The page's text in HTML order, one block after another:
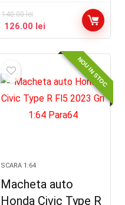
140.00lei
126.00 lei
NOU IN STOC
SCARA 1:64
Macheta auto
Honda Civic Type R